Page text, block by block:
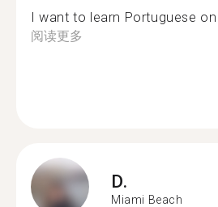
I want to learn Portuguese
阅读更多
D.
Miami Beach